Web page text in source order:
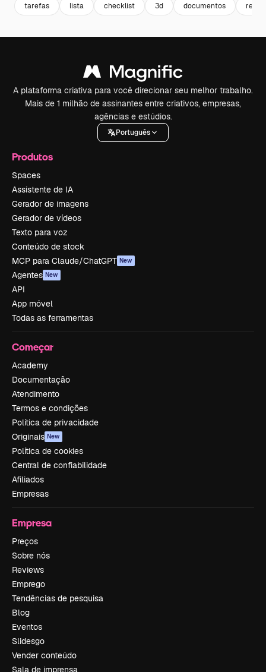
tarefas lista checklist 3d documentos
A plataforma criativa para você direcionar seu melhor trabalho.
Mais de 1 milhão de assinantes entre criativos, empresas,
agências e estúdios.
Português
Produtos
Spaces
Assistente de IA
Gerador de imagens
Gerador de vídeos
Texto para voz
Conteúdo de stock
MCP para Claude/ChatGPT New
Agentes New
API
App móvel
Todas as ferramentas
Começar
Academy
Documentação
Atendimento
Termos e condições
Política de privacidade
Originais New
Política de cookies
Central de confiabilidade
Afiliados
Empresas
Empresa
Preços
Sobre nós
Reviews
Emprego
Tendências de pesquisa
Blog
Eventos
Slidesgo
Vender conteúdo
Sala de imprensa